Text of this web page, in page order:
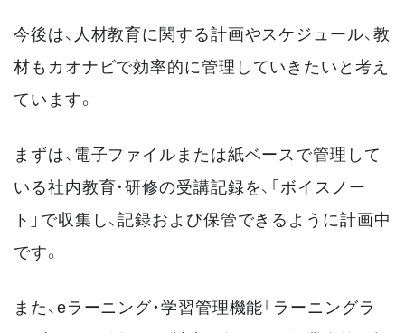
今後は、人材教育に関する計画やスケジュール、教
材もカオナビで効率的に管理していきたいと考え
ています。
まずは、電子ファイルまたは紙ベースで管理して
いる社内教育・研修の受講記録を、「ボイスノー
ト」で収集し、記録および保管できるように計画中
です。
また、eラーニング・学習管理機能「ラーニングラ